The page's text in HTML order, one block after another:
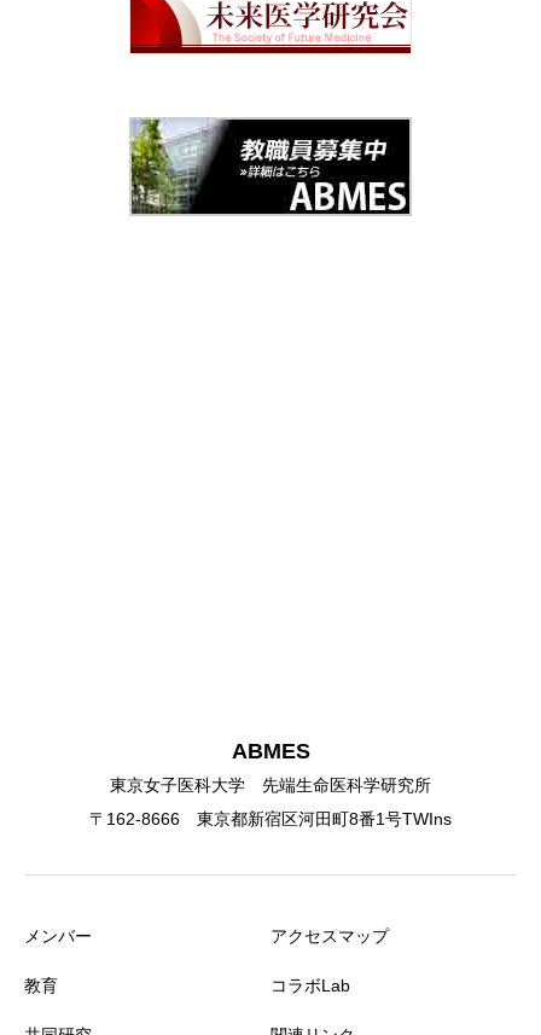
ABMES
東京女子医科大学 先端生命医科学研究所
〒162-8666 東京都新宿区河田町8番1号TWIns
メンバー
教育
アクセスマップ
コラボLab